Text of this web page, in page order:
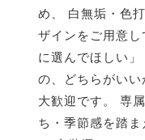
め、 白無垢・色
ザインをご用意
に選んでほしい
の、どちらがい
大歓迎です。 専
ち・季節感を踏ま